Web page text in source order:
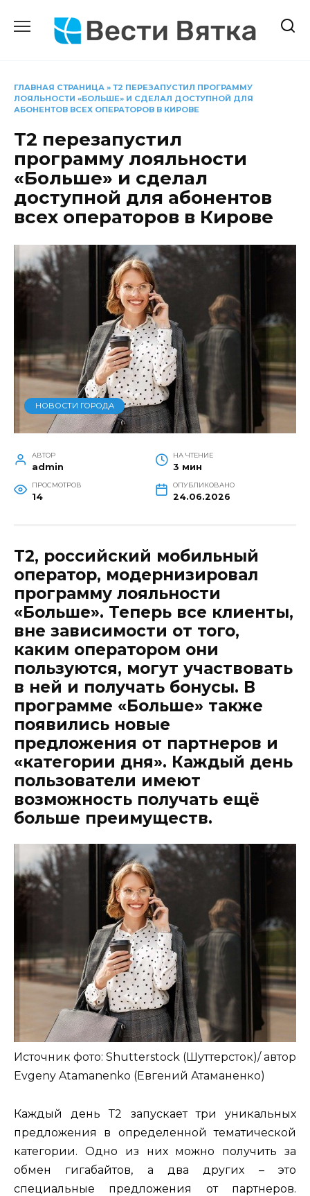
содержанию
ГЛАВНАЯ СТРАНИЦА » Т2 ПЕРЕЗАПУСТИЛ ПРОГРАММУ
ЛОЯЛЬНОСТИ «БОЛЬШЕ» И СДЕЛАЛ ДОСТУПНОЙ ДЛЯ
АБОНЕНТОВ ВСЕХ ОПЕРАТОРОВ В КИРОВЕ
Т2 перезапустил
программу лояльности
«Больше» и сделал
доступной для абонентов
всех операторов в Кирове
НОВОСТИ ГОРОДА
АВТОР
admin
НА ЧТЕНИЕ
3 мин
ПРОСМОТРОВ
14
ОПУБЛИКОВАНО
24.06.2026
Т2, российский мобильный
оператор, модернизировал
программу лояльности
«Больше». Теперь все клиенты,
вне зависимости от того,
каким оператором они
пользуются, могут участвовать
в ней и получать бонусы. В
программе «Больше» также
появились новые
предложения от партнеров и
«категории дня». Каждый день
пользователи имеют
возможность получать ещё
больше преимуществ.
Источник фото: Shutterstock (Шуттерсток)/ автор
Evgeny Atamanenko (Евгений Атаманенко)
Каждый день Т2 запускает три уникальных
предложения в определенной тематической
категории. Одно из них можно получить за
обмен гигабайтов, а два других – это
специальные предложения от партнеров.